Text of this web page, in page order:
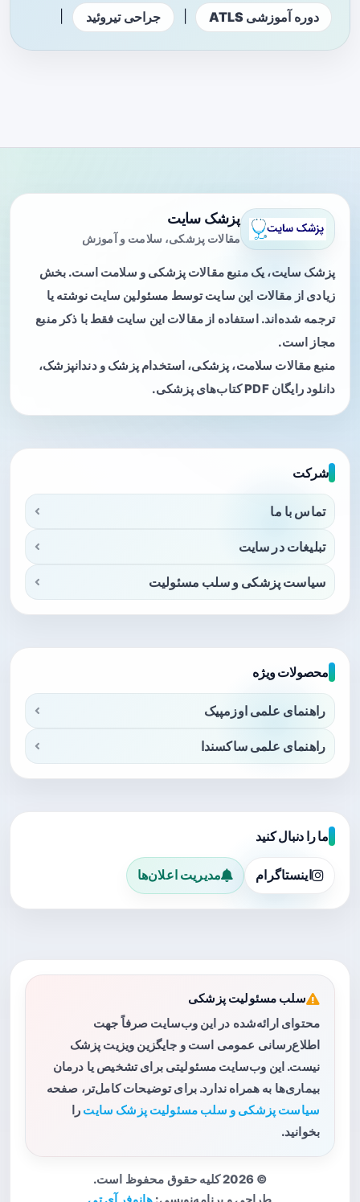
دوره آموزشی ATLS جراحی تیروئید
پزشک سایت
مقالات پزشکی، سلامت و آموزش
پزشک سایت، یک منبع مقالات پزشکی و سلامت است. بخش
زیادی از مقالات این سایت توسط مسئولین سایت نوشته یا
ترجمه شده‌اند. استفاده از مقالات این سایت فقط با ذکر منبع
مجاز است.
منبع مقالات سلامت، پزشکی، استخدام پزشک و دندانپزشک،
دانلود رایگان PDF کتاب‌های پزشکی.
شرکت
تماس با ما
تبلیغات در سایت
سیاست پزشکی و سلب مسئولیت
محصولات ویژه
راهنمای علمی اوزمپیک
راهنمای علمی ساکسندا
ما را دنبال کنید
اینستاگرام مدیریت اعلان‌ها
سلب مسئولیت پزشکی
محتوای ارائه‌شده در این وب‌سایت صرفاً جهت
اطلاع‌رسانی عمومی است و جایگزین ویزیت پزشک
نیست. این وب‌سایت مسئولیتی برای تشخیص یا درمان
بیماری‌ها به همراه ندارد. برای توضیحات کامل‌تر، صفحه
سیاست پزشکی و سلب مسئولیت پزشک سایت را
بخوانید.
© 2026 کلیه حقوق محفوظ است.